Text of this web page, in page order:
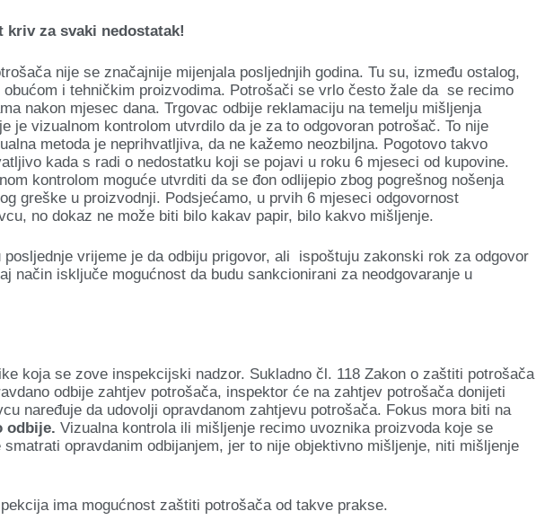
kriv za svaki nedostatak!
nije se značajnije mijenjala posljednjih godina. Tu su, između ostalog,
obućom i tehničkim proizvodima. Potrošači se vrlo često žale da se recimo
nakon mjesec dana. Trgovac odbije reklamaciju na temelju mišljenja
je vizualnom kontrolom utvrdilo da je za to odgovoran potrošač. To nije
metoda je neprihvatljiva, da ne kažemo neozbiljna. Pogotovo takvo
kada s radi o nedostatku koji se pojavi u roku 6 mjeseci od kupovine.
kontrolom moguće utvrditi da se đon odlijepio zbog pogrešnog nošenja
greške u proizvodnji. Podsjećamo, u prvih 6 mjeseci odgovornost
no dokaz ne može biti bilo kakav papir, bilo kakvo mišljenje.
vrijeme je da odbiju prigovor, ali ispoštuju zakonski rok za odgovor
način isključe mogućnost da budu sankcionirani za neodgovaranje u
koja se zove inspekcijski nadzor. Sukladno čl. 118 Zakon o zaštiti potrošača
odbije zahtjev potrošača, inspektor će na zahtjev potrošača donijeti
naređuje da udovolji opravdanom zahtjevu potrošača. Fokus mora biti na
odbije. Vizualna kontrola ili mišljenje recimo uvoznika proizvoda koje se
opravdanim odbijanjem, jer to nije objektivno mišljenje, niti mišljenje
ima mogućnost zaštiti potrošača od takve prakse.